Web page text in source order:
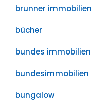
brunner immobilien
bücher
bundes immobilien
bundesimmobilien
bungalow